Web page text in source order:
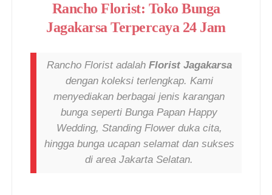
Rancho Florist: Toko Bunga
Jagakarsa Terpercaya 24 Jam
Rancho Florist adalah Florist Jagakarsa
dengan koleksi terlengkap. Kami
menyediakan berbagai jenis karangan
bunga seperti Bunga Papan Happy
Wedding, Standing Flower duka cita,
hingga bunga ucapan selamat dan sukses
di area Jakarta Selatan.